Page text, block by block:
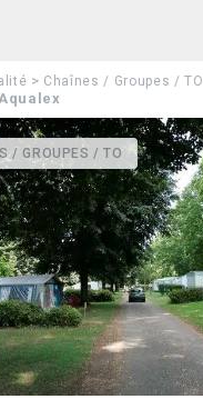
> Chaînes / Groupes / TO
/ GROUPES / TO